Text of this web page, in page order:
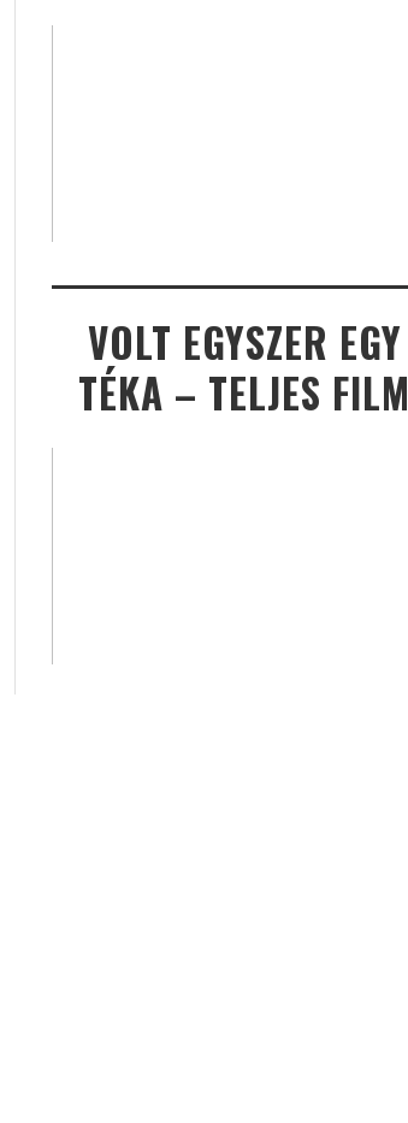
VOLT EGYSZER EGY
TÉKA – TELJES FILM